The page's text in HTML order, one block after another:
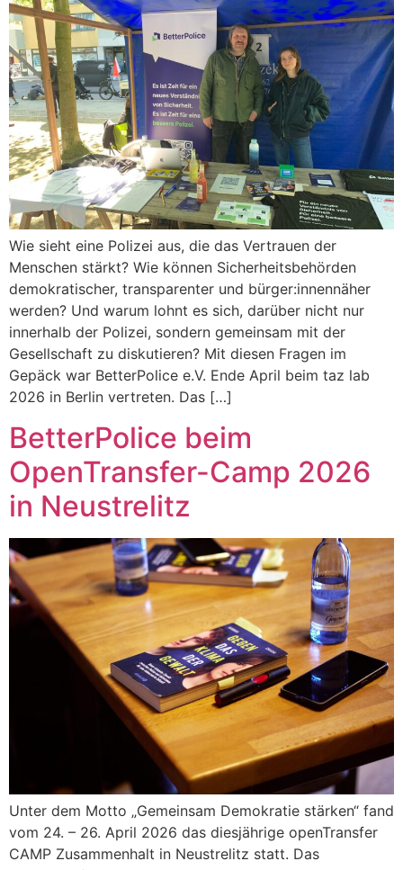
Wie sieht eine Polizei aus, die das Vertrauen der
Menschen stärkt? Wie können Sicherheitsbehörden
demokratischer, transparenter und bürger:innennäher
werden? Und warum lohnt es sich, darüber nicht nur
innerhalb der Polizei, sondern gemeinsam mit der
Gesellschaft zu diskutieren? Mit diesen Fragen im
Gepäck war BetterPolice e.V. Ende April beim taz lab
2026 in Berlin vertreten. Das […]
BetterPolice beim
OpenTransfer-Camp 2026
in Neustrelitz
Unter dem Motto „Gemeinsam Demokratie stärken“ fand
vom 24. – 26. April 2026 das diesjährige openTransfer
CAMP Zusammenhalt in Neustrelitz statt. Das